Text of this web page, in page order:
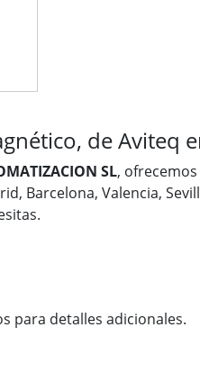
de Aviteq
SL,
Barcelona, Valencia,
para detalles adicionales.